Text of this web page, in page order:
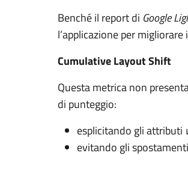
Benché il report di Google
l’applicazione per
Cumulative Layout Shift
Questa metrica non
di punteggio:
esplicitando gli attributi
evitando gli